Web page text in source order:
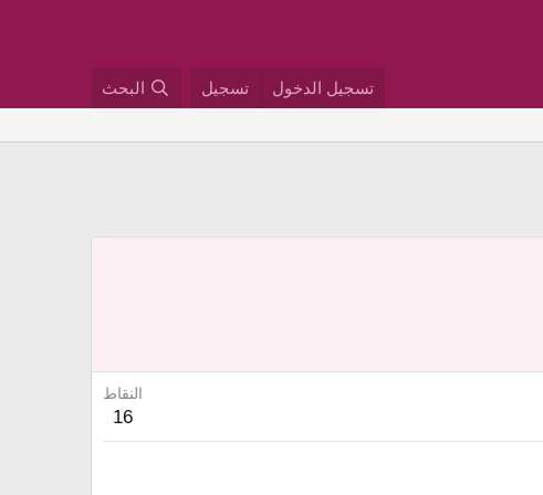
تسجيل الدخول تسجيل البحث
النقاط
16